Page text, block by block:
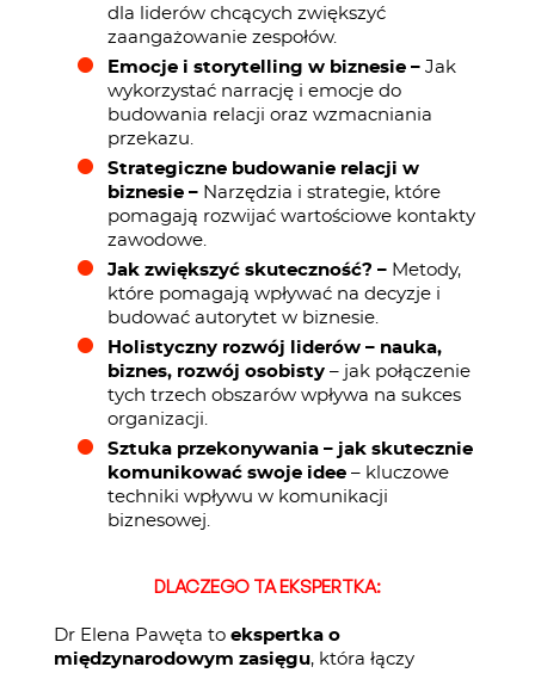
dla liderów chcących zwiększyć
zaangażowanie zespołów.
Emocje i storytelling w biznesie – Jak
wykorzystać narrację i emocje do
budowania relacji oraz wzmacniania
przekazu.
Strategiczne budowanie relacji w
biznesie – Narzędzia i strategie, które
pomagają rozwijać wartościowe kontakty
zawodowe.
Jak zwiększyć skuteczność? – Metody,
które pomagają wpływać na decyzje i
budować autorytet w biznesie.
Holistyczny rozwój liderów – nauka,
biznes, rozwój osobisty – jak połączenie
tych trzech obszarów wpływa na sukces
organizacji.
Sztuka przekonywania – jak skutecznie
komunikować swoje idee – kluczowe
techniki wpływu w komunikacji
biznesowej.
DLACZEGO TA EKSPERTKA:
Dr Elena Pawęta to ekspertka o
międzynarodowym zasięgu, która łączy